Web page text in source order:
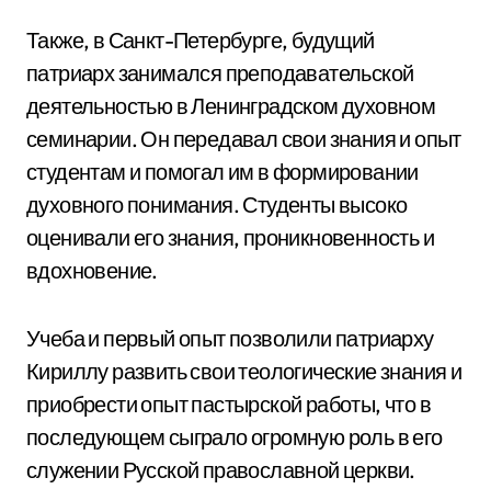
Также, в Санкт-Петербурге, будущий
патриарх занимался преподавательской
деятельностью в Ленинградском духовном
семинарии. Он передавал свои знания и опыт
студентам и помогал им в формировании
духовного понимания. Студенты высоко
оценивали его знания, проникновенность и
вдохновение.
Учеба и первый опыт позволили патриарху
Кириллу развить свои теологические знания и
приобрести опыт пастырской работы, что в
последующем сыграло огромную роль в его
служении Русской православной церкви.